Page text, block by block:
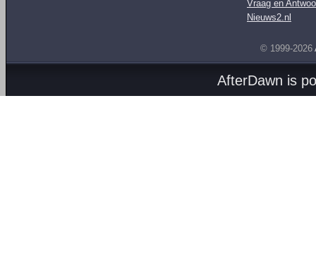
Vraag en
Nieuws2.nl
© 1999-2026
AfterDawn is